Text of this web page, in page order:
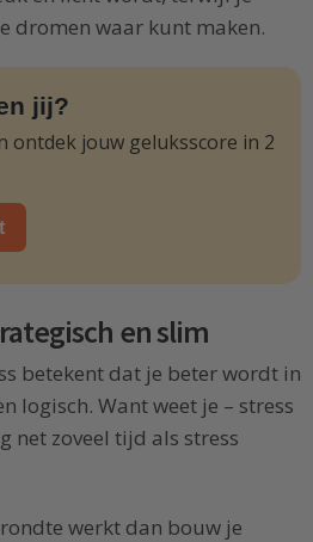
dromen waar kunt maken.
jij?
ontdek jouw geluksscore in 2
en slim
betekent dat je beter wordt in
logisch. Want weet je – stress
net zoveel tijd als stress
werkt dan bouw je